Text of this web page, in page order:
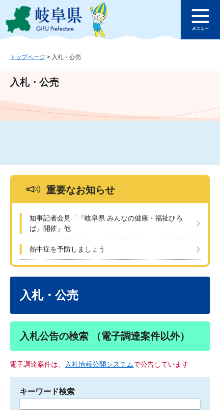
ジ
ュ
文
このページの本文へ
ュ
トップページ > 入札・公売
入札・公売
重要なお知らせ
知事記者会見「『岐阜県 みんなの健康・福祉ひろ
ば』開催」他
熱中症を予防しましょう
入札・公売
入札公告の検索 （電子調達案件以外）
電子調達案件は、 入札情報公開システムで公告しています
キーワード検索